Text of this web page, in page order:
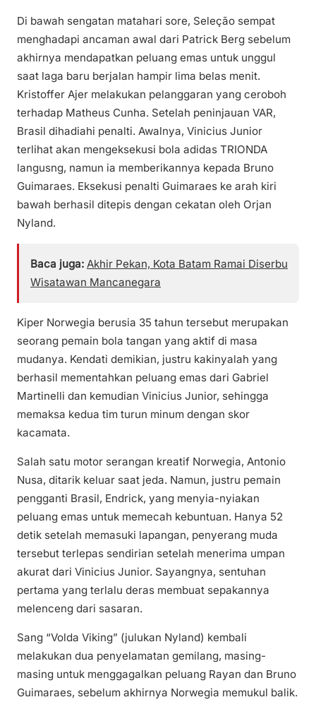
Di bawah sengatan matahari sore, Seleção sempat
menghadapi ancaman awal dari Patrick Berg sebelum
akhirnya mendapatkan peluang emas untuk unggul
saat laga baru berjalan hampir lima belas menit.
Kristoffer Ajer melakukan pelanggaran yang ceroboh
terhadap Matheus Cunha. Setelah peninjauan VAR,
Brasil dihadiahi penalti. Awalnya, Vinicius Junior
terlihat akan mengeksekusi bola adidas TRIONDA
langusng, namun ia memberikannya kepada Bruno
Guimaraes. Eksekusi penalti Guimaraes ke arah kiri
bawah berhasil ditepis dengan cekatan oleh Orjan
Nyland.
Baca juga: Akhir Pekan, Kota Batam Ramai Diserbu
Wisatawan Mancanegara
Kiper Norwegia berusia 35 tahun tersebut merupakan
seorang pemain bola tangan yang aktif di masa
mudanya. Kendati demikian, justru kakinyalah yang
berhasil mementahkan peluang emas dari Gabriel
Martinelli dan kemudian Vinicius Junior, sehingga
memaksa kedua tim turun minum dengan skor
kacamata.
Salah satu motor serangan kreatif Norwegia, Antonio
Nusa, ditarik keluar saat jeda. Namun, justru pemain
pengganti Brasil, Endrick, yang menyia-nyiakan
peluang emas untuk memecah kebuntuan. Hanya 52
detik setelah memasuki lapangan, penyerang muda
tersebut terlepas sendirian setelah menerima umpan
akurat dari Vinicius Junior. Sayangnya, sentuhan
pertama yang terlalu deras membuat sepakannya
melenceng dari sasaran.
Sang “Volda Viking” (julukan Nyland) kembali
melakukan dua penyelamatan gemilang, masing-
masing untuk menggagalkan peluang Rayan dan Bruno
Guimaraes, sebelum akhirnya Norwegia memukul balik.